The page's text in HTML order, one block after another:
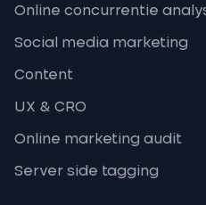
Online concurrentie
Social media marketing
Content
UX & CRO
Online marketing audit
Server side tagging